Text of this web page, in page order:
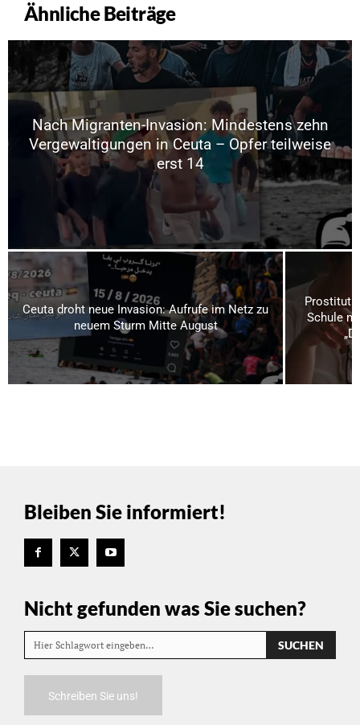
Ähnliche Beiträge
Nach Migranten-Invasion: Mindestens zehn
Vergewaltigungen in Ceuta – Opfer teilweise
erst 14
Ceuta droht neue Invasion: Aufrufe im Netz zu
neuem Sturm Mitte August
Schule
Bleiben Sie informiert!
Nicht gefunden was Sie suchen?
Hier Schlagwort eingeben… SUCHEN
Schreiben Sie uns!